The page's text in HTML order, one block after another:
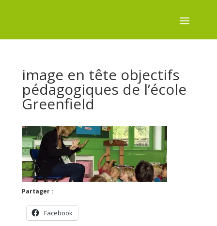
image en tête objectifs
pédagogiques de l’école
Greenfield
Partager :
Facebook